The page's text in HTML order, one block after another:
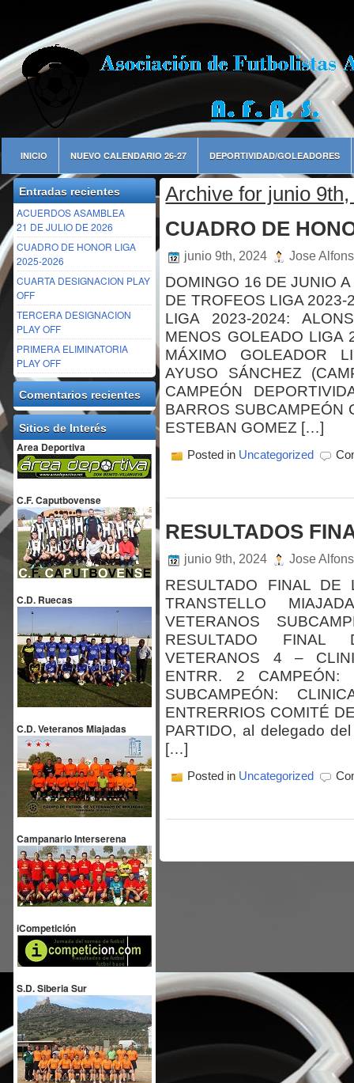
INICIO NUEVO CALENDARIO 26-27 DEPORTIVIDAD/GOLEADORES
Entradas recientes
ACUERDOS ASAMBLEA
21 DE JULIO DE 2026
CUADRO DE HONOR LIGA
2025-2026
CUARTA DESIGNACION PLAY
OFF
TERCERA DESIGNACION
PLAY OFF
PRIMERA ELIMINATORIA
PLAY OFF
Comentarios recientes
Sitios de Interés
Area Deportiva
C.F. Caputbovense
C.D. Ruecas
C.D. Veteranos Miajadas
Campanario Interserena
iCompetición
S.D. Siberia Sur
Archive for junio
CUADRO DE
junio 9th, 2024 Jose
DOMINGO 16 DE JUNIO
DE TROFEOS LIGA
LIGA 2023-2024:
MENOS GOLEADO LIGA
MÁXIMO GOLEADOR
AYUSO SÁNCHEZ
CAMPEÓN
BARROS SUBCAMPEÓN
ESTEBAN GOMEZ […]
Posted in Uncategorized
RESULTADOS
junio 9th, 2024 Jose
RESULTADO FINAL DE
TRANSTELLO
VETERANOS
RESULTADO FINAL
VETERANOS 4 –
ENTRR. 2 CAMPEÓN:
SUBCAMPEÓN:
ENTRERRIOS COMITÉ
PARTIDO, al delegado
[…]
Posted in Uncategorized